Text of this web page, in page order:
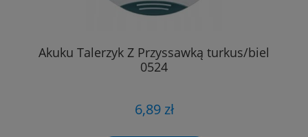
Akuku Talerzyk Z Przyssawką turkus/biel
0524
6,89 zł